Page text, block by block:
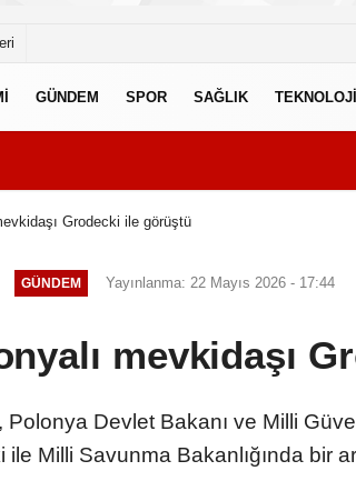
GÜNDEM SPOR SAĞLIK TEKNOLOJİ
Grodecki ile görüştü
GÜNDEM Yayınlanma: 22 Mayıs 2026 - 17:44
mevkidaşı
Polonya Devlet Bakanı ve Milli
ile Milli Savunma Bakanlığında bir